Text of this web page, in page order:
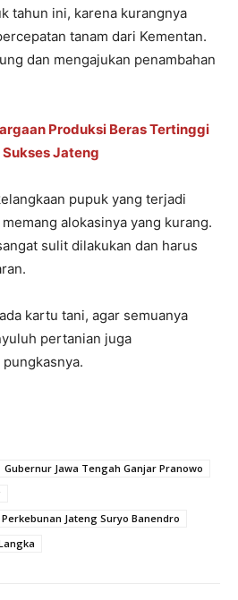
tahun ini, karena kurangnya
tanam dari Kementan.
dan mengajukan penambahan
Produksi Beras Tertinggi
Jateng
pupuk yang terjadi
alokasinya yang kurang.
sulit dilakukan dan harus
kartu tani, agar semuanya
pertanian juga
pungkasnya.
Gubernur Jawa Tengah Ganjar Pranowo
Jateng Suryo Banendro